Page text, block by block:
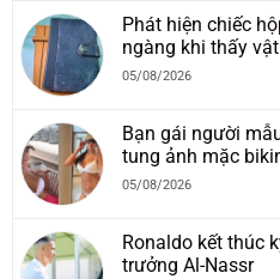
Phát hiện chiếc
ngàng khi thấy
05/08/2026
Bạn gái người
tung ảnh mặc
05/08/2026
Ronaldo kết thúc
trưởng Al-Nassr